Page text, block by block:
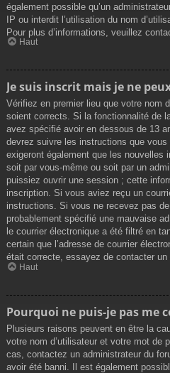
également possible qu’un
IP ou interdit l’utilisation du nom
Pour plus d’informations, veuillez
Haut
Je suis inscrit mais je ne
Vérifiez en premier lieu que votre nom
soient corrects. Si la fonctionnalité de
avez spécifié avoir en dessous de 13
devrez suivre les instructions que
exigeront également que les nouvelles
soit par vous-même ou soit par un
puissiez ouvrir une session ; cette
inscription. Si vous aviez reçu un
instructions. Si vous ne recevez pas
probablement spécifié une mauvaise
le courrier électronique a été filtré en
certain que l’adresse de courrier
était correcte, essayez de contacter un
Haut
Pourquoi ne puis-je pas me
Plusieurs raisons peuvent en être la
votre nom d’utilisateur et votre mot de
cas, contactez un administrateur du
avoir été banni. Il est également